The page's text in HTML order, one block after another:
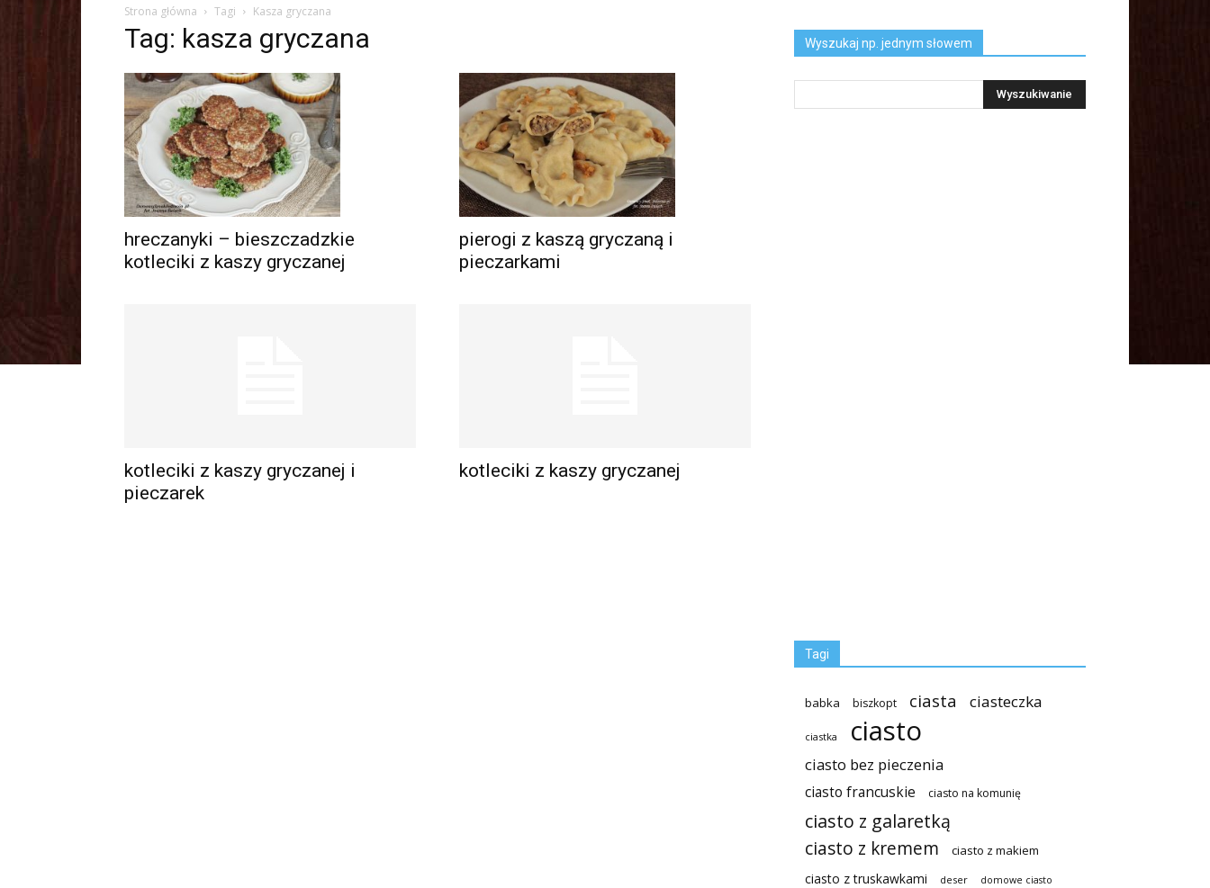
Strona główna Tagi Kasza gryczana
Tag: kasza gryczana
hreczanyki – bieszczadzkie
kotleciki z kaszy gryczanej
pierogi z kaszą gryczaną i
pieczarkami
kotleciki z kaszy gryczanej i
pieczarek
kotleciki z kaszy gryczanej
Wyszukaj np. jednym słowem
Tagi
babka biszkopt ciasta ciasteczka
ciastka ciasto
ciasto bez pieczenia
ciasto francuskie ciasto na komunię
ciasto z galaretką
ciasto z kremem ciasto z makiem
ciasto z truskawkami deser domowe ciasto